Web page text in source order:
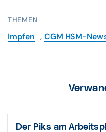
THEMEN
Impfen , CGM HSM-
Der Piks am